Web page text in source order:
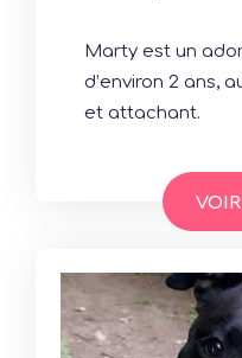
Marty est un
d’environ 2 ans,
et attachant.